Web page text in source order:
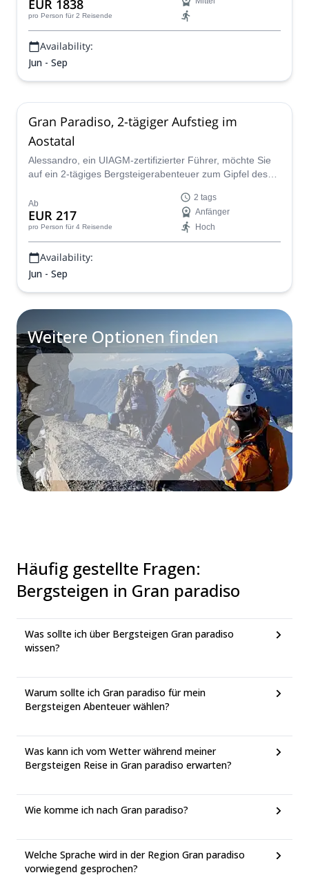
sein.
EUR 1838
pro Person für 2 Reisende
Availability:
Jun - Sep
Gran Paradiso, 2-tägiger Aufstieg im
Aostatal
Alessandro, ein UIAGM-zertifizierter Führer, möchte Sie
auf ein 2-tägiges Bergsteigerabenteuer zum Gipfel des
Ab
EUR 217
pro Person für 4 Reisende
2 tags
Anfänger
Hoch
Availability:
Jun - Sep
Weitere Optionen finden
Häufig gestellte Fragen:
Bergsteigen in Gran paradiso
Was sollte ich über Bergsteigen Gran paradiso
wissen?
Warum sollte ich Gran paradiso für mein
Bergsteigen Abenteuer wählen?
Was kann ich vom Wetter während meiner
Bergsteigen Reise in Gran paradiso erwarten?
Wie komme ich nach Gran paradiso?
Welche Sprache wird in der Region Gran paradiso
vorwiegend gesprochen?